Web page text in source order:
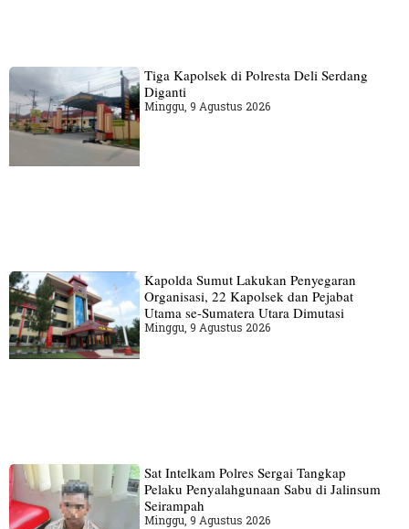
Tiga Kapolsek di Polresta Deli Serdang
Diganti
Minggu, 9 Agustus 2026
Kapolda Sumut Lakukan Penyegaran
Organisasi, 22 Kapolsek dan Pejabat
Utama se-Sumatera Utara Dimutasi
Minggu, 9 Agustus 2026
Sat Intelkam Polres Sergai Tangkap
Pelaku Penyalahgunaan Sabu di Jalinsum
Seirampah
Minggu, 9 Agustus 2026